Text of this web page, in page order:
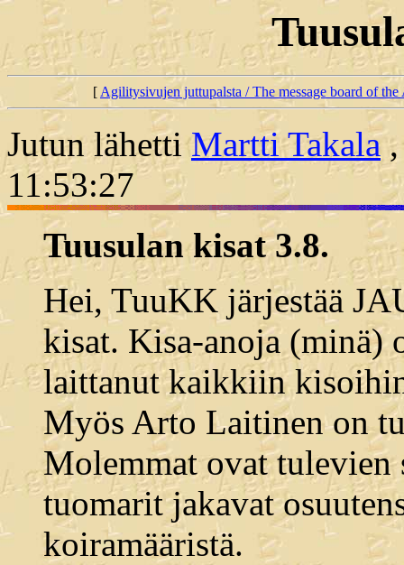
[Agilitysivujen juttupalsta / The message board of
Jutun lähettiMartti Takala,
11:53:27
Tuusulan kisat 3.8.
Hei, TuuKK järjestää
kisat. Kisa-anoja (minä)
laittanut kaikkiin
Myös Arto Laitinen on
Molemmat ovat
tuomarit jakavat
koiramääristä.